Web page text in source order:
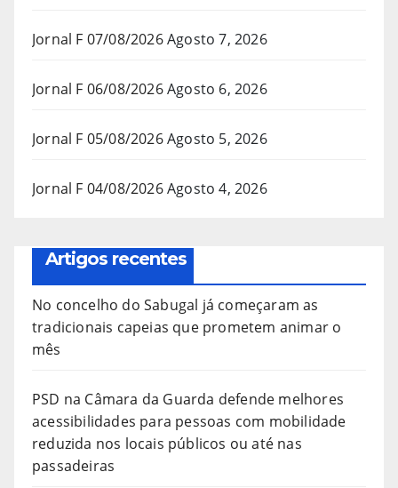
Jornal F 07/08/2026Agosto 7, 2026
Jornal F 06/08/2026Agosto 6, 2026
Jornal F 05/08/2026Agosto 5, 2026
Jornal F 04/08/2026Agosto 4, 2026
Artigos recentes
No concelho do Sabugal já começaram as
tradicionais capeias que prometem animar o
mês
PSD na Câmara da Guarda defende melhores
acessibilidades para pessoas com mobilidade
reduzida nos locais públicos ou até nas
passadeiras